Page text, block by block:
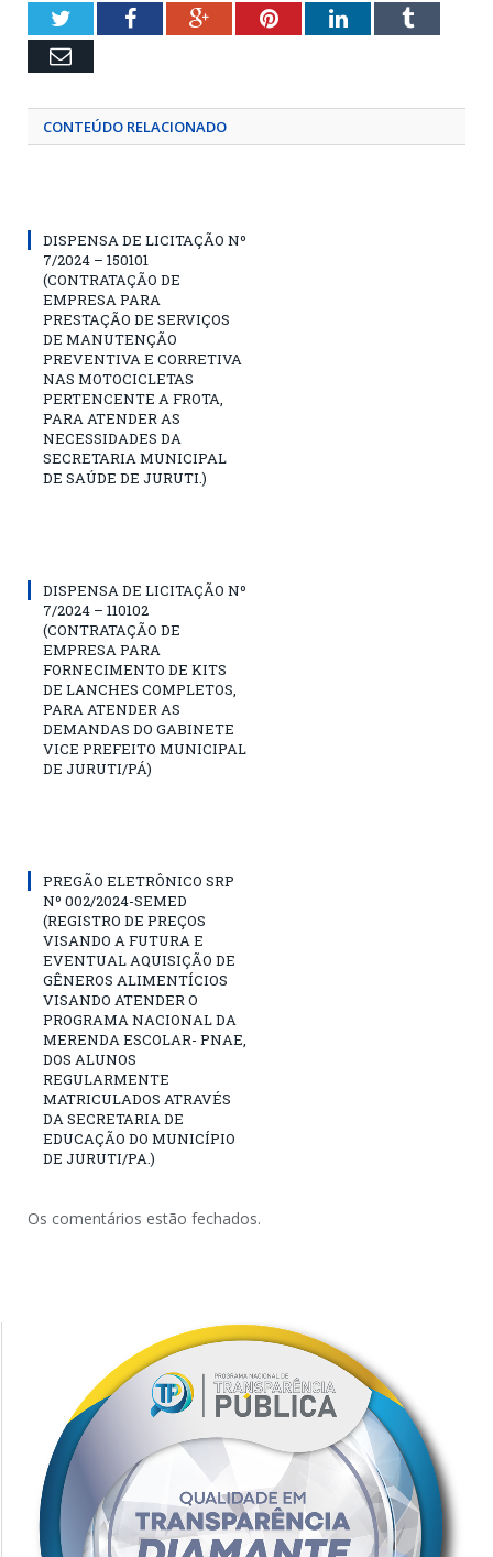
TwitterFacebookGoogle+PinterestLinkedInTumblr
Email
CONTEÚDO RELACIONADO
DISPENSA DE LICITAÇÃO Nº
7/2024 – 150101
(CONTRATAÇÃO DE
EMPRESA PARA
PRESTAÇÃO DE SERVIÇOS
DE MANUTENÇÃO
PREVENTIVA E CORRETIVA
NAS MOTOCICLETAS
PERTENCENTE A FROTA,
PARA ATENDER AS
NECESSIDADES DA
SECRETARIA MUNICIPAL
DE SAÚDE DE JURUTI.)
DISPENSA DE LICITAÇÃO Nº
7/2024 – 110102
(CONTRATAÇÃO DE
EMPRESA PARA
FORNECIMENTO DE KITS
DE LANCHES COMPLETOS,
PARA ATENDER AS
DEMANDAS DO GABINETE
VICE PREFEITO MUNICIPAL
DE JURUTI/PÁ)
PREGÃO ELETRÔNICO SRP
Nº 002/2024-SEMED
(REGISTRO DE PREÇOS
VISANDO A FUTURA E
EVENTUAL AQUISIÇÃO DE
GÊNEROS ALIMENTÍCIOS
VISANDO ATENDER O
PROGRAMA NACIONAL DA
MERENDA ESCOLAR- PNAE,
DOS ALUNOS
REGULARMENTE
MATRICULADOS ATRAVÉS
DA SECRETARIA DE
EDUCAÇÃO DO MUNICÍPIO
DE JURUTI/PA.)
Os comentários estão fechados.